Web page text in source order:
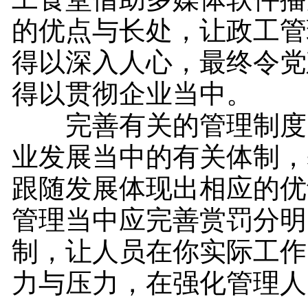
的优点与长处，让政工
得以深入人心，最终令
得以贯彻企业当中。
完善有关的管理制度
业发展当中的有关体制
跟随发展体现出相应的
管理当中应完善赏罚分
制，让人员在你实际工
力与压力，在强化管理